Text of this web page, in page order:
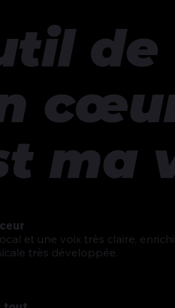
de
ma
et une voix très claire,
très développée.